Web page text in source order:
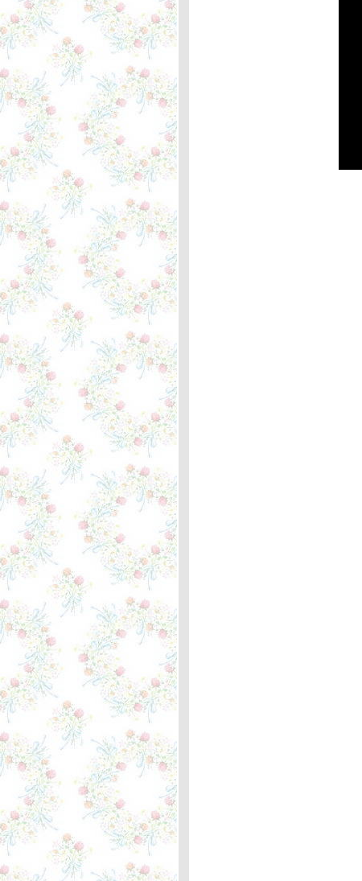
How Do You Do? - Mouth &
MacNeal ... ความหมา
Mother Like Mine - The
Band Perry ... ความหมา
Goodbye Girl - David Gates
... ความหมา
Woman in Love - The
Three Degrees ... ความ
หมา
When Will I See You Again -
The Three Degrees... ความ
หมา
If I Ever See You Again -
Anne Murray ... ความหมา
Somebodys Always Saying
Goodbye - Ann Murray ...
ความหมา
Donna Donna - Joan Baez
... ความหมา
Most of All - B.J. thomus ...
ความหมา
Carry Me , Ohio - Sun Kil
Moon ... ความหมา
Sister Cry - The Jayhawks
... ความหมา
The Impossible Dream
(The Quest) - Josh Groban
... ความหมา
Always - Bon Jovi ... ความ
หมา
Raindrops Keep Fallng On
My Head - B. J. Thomas ...
ความหมา
Never Say Goodbye Again -
Demis Roussos ... ความ
หมา
My Friend the Wind -
Demis Roussos ... ความ
หมา
I Only Want to Be with You -
The Bay City Rollers ...
ความหมา
My Personal Revenge -
Jackson Browne ... ความ
หมา
Merry Christmas - Ed
Sheeran & Elton John
...ตะพาบหลักกิโลเมตรที่ 367
คำอวยพร"
Old Turkey Buzzard - José
Feliciano ... ความหมา
The Guitar Man - Bread ...
ตะพาบหลักกิโลเมตรที่ 366
"อาชีพในฝัน"
You’re Still The One -
Shania Twain ... ความหมา